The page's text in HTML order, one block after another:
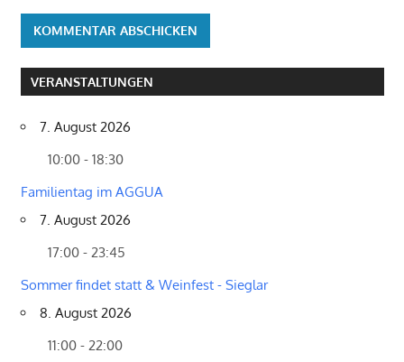
VERANSTALTUNGEN
7. August 2026
10:00 - 18:30
Familientag im AGGUA
7. August 2026
17:00 - 23:45
Sommer findet statt & Weinfest - Sieglar
8. August 2026
11:00 - 22:00